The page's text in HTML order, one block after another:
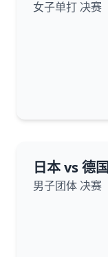
女子单打 决赛
日本 vs 德国
男子团体 决赛